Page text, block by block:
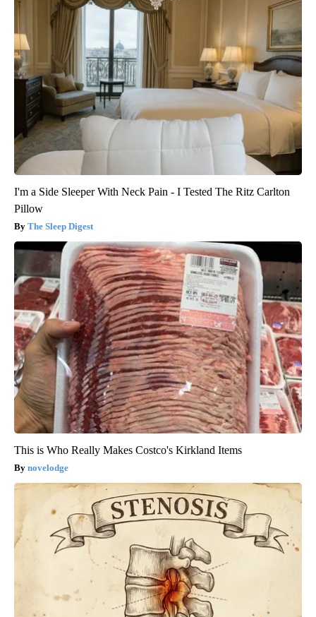
I'm a Side Sleeper With Neck Pain - I Tested The Ritz Carlton
Pillow
The Sleep Digest
This is Who Really Makes Costco's Kirkland Items
novelodge